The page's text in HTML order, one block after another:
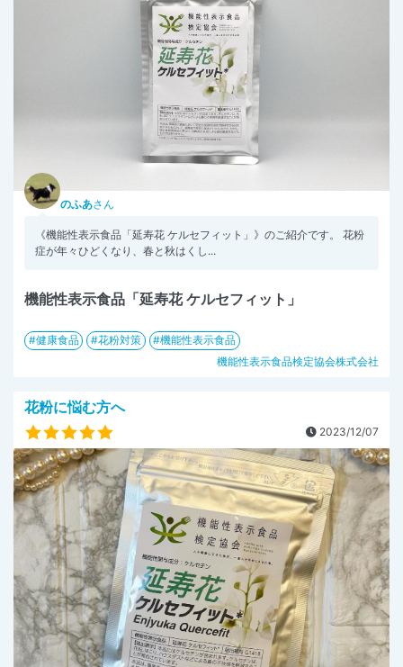
のふあさん
《機能性表示食品「延寿花 ケルセフィット」》のご紹介です。 花粉
症が年々ひどくなり、春と秋はくし...
機能性表示食品「延寿花 ケルセフィット」
健康食品 花粉対策
機能性表示食品
機能性表示食品検定協会株式会社
花粉に悩む方へ
2023/12/07